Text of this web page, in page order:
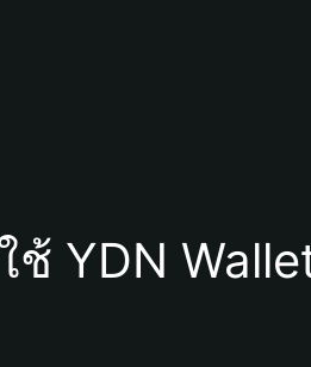
ช้ YDN